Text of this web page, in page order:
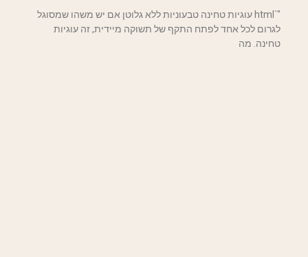
"`html עוגיות טחינה טבעוניות ללא גלוטן אם יש משהו שמסוגל
לגרום לכל אחד לפתח התקף של תשוקה מיידית, זה עוגיות
טחינה. מה